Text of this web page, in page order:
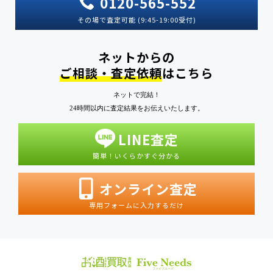
その場で査定可能 (9:45-19:00受付)
ネットからの
ご相談・査定依頼はこちら
ネットで完結！
24時間以内に査定結果をお伝えいたします。
LINE査定
簡単！いくらかすぐ分かる
オンライン査定
専用フォームに入力するだけ